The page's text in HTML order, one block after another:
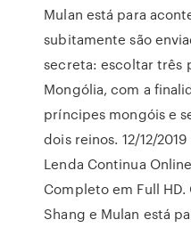
Mulan está para
subitamente são
secreta: escoltar três
Mongólia, com a
príncipes mongóis e
dois reinos. 12/12/
Lenda Continua
Completo em Full
Shang e Mulan está